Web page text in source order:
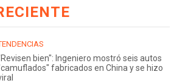
bien": Ingeniero mostró seis autos
fabricados en China y se hizo